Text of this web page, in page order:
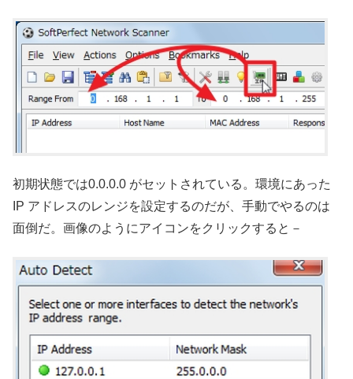
初期状態では0.0.0.0 がセットされている。環境にあった
IP アドレスのレンジを設定するのだが、手動でやるのは
面倒だ。画像のようにアイコンをクリックすると－